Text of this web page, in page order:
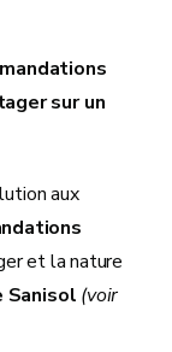
sur un
aux
et la nature
Sanisol (voir